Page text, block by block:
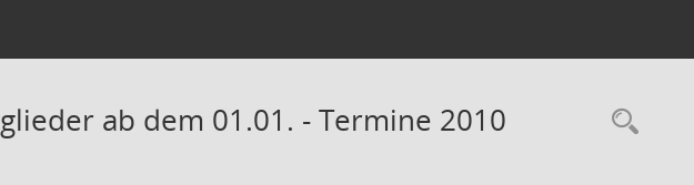
ab dem 01.01. - Termine 2010